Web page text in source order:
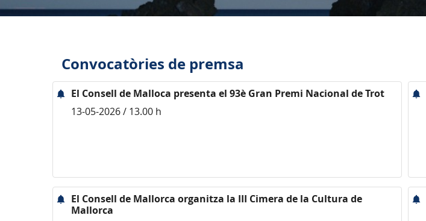
Convocatòries de premsa
El Consell de Malloca presenta el 93è Gran Premi Nacional de Trot
13-05-2026 / 13.00 h
El Consell de Mallorca organitza la III Cimera de la Cultura de
Mallorca